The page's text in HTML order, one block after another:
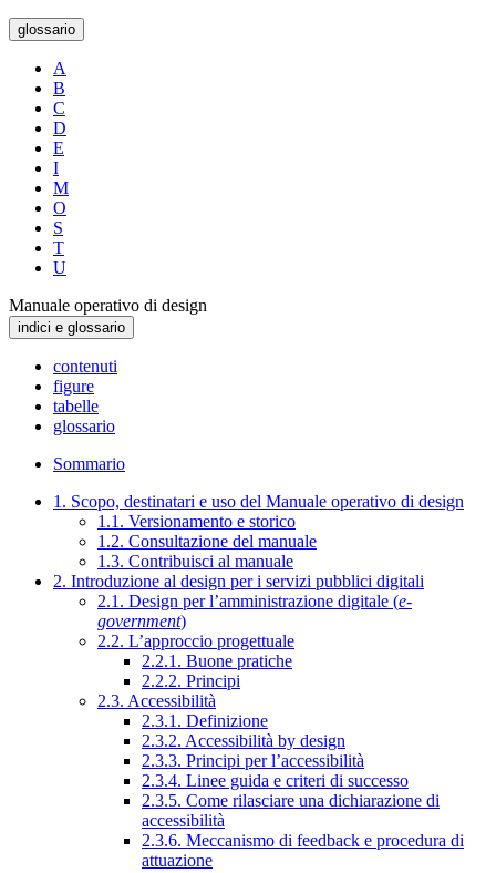
glossario
A
B
C
D
E
I
M
O
S
T
U
Manuale operativo di design
indici e glossario
contenuti
figure
tabelle
glossario
Sommario
1. Scopo, destinatari e uso del Manuale operativo di design
1.1. Versionamento e storico
1.2. Consultazione del manuale
1.3. Contribuisci al manuale
2. Introduzione al design per i servizi pubblici digitali
2.1. Design per l’amministrazione digitale (e-
government)
2.2. L’approccio progettuale
2.2.1. Buone pratiche
2.2.2. Principi
2.3. Accessibilità
2.3.1. Definizione
2.3.2. Accessibilità by design
2.3.3. Principi per l’accessibilità
2.3.4. Linee guida e criteri di successo
2.3.5. Come rilasciare una dichiarazione di
accessibilità
2.3.6. Meccanismo di feedback e procedura di
attuazione